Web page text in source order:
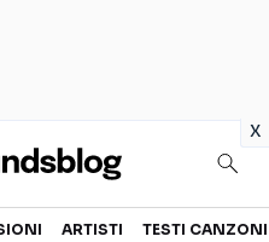
x
ARTISTI TESTI CANZONI